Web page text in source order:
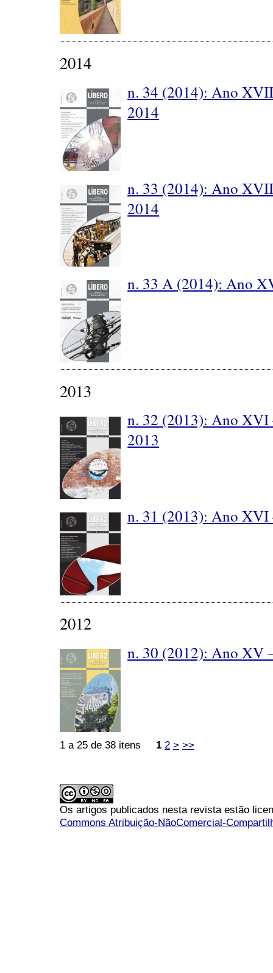
2014
n. 34 (2014): Ano
2014
n. 33 (2014): Ano
2014
n. 33 A (2014): Ano
2013
n. 32 (2013): Ano XVI
2013
n. 31 (2013): Ano XVI
2012
n. 30 (2012): Ano XV
1 a 25 de 38 itens 1 2 > >>
Os artigos publicados nesta revista estão
Commons Atribuição-NãoComercial-